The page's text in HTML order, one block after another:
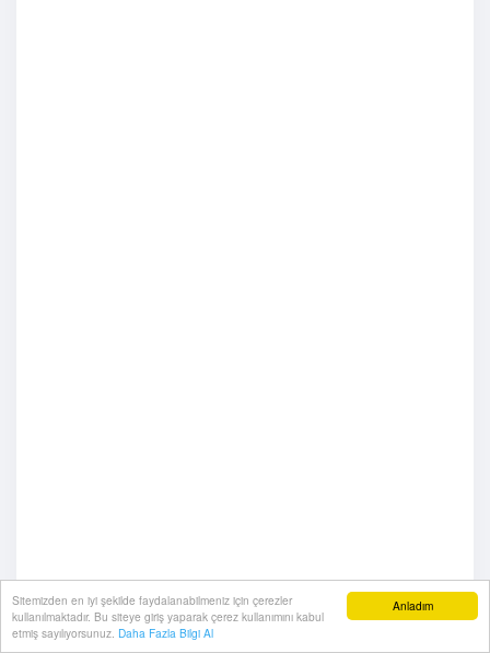
Anladım
Sitemizden en iyi şekilde faydalanabilmeniz için çerezler
kullanılmaktadır. Bu siteye giriş yaparak çerez kullanımını kabul
etmiş sayılıyorsunuz. Daha Fazla Bilgi Al